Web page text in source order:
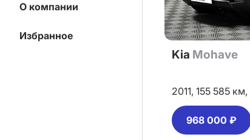
О компании
Избранное
Kia Mohave
2011, 155 585 км,
968 000 ₽